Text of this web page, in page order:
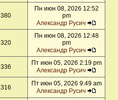
380
Пн июн 08, 2026 12:52
pm
Александр Русич
320
Пн июн 08, 2026 12:48
pm
Александр Русич
336
Пт июн 05, 2026 2:19 pm
Александр Русич
316
Пт июн 05, 2026 9:49 am
Александр Русич